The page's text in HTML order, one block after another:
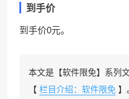
到手价
到手价0元。
本文是【软件限免】系列
【 栏目介绍：软件限免 】。